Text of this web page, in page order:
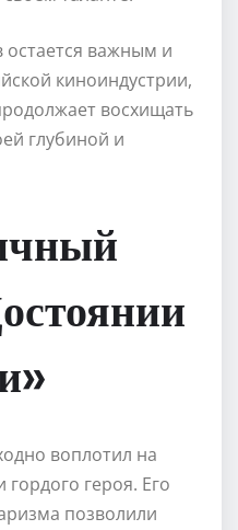
важным и
киноиндустрии,
восхищать
глубиной и
воплотил на
гордого героя. Его
позволили